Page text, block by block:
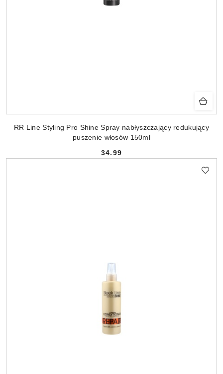
RR Line Styling Pro Shine Spray nabłyszczający redukujący
puszenie włosów 150ml
Cena:
34.99